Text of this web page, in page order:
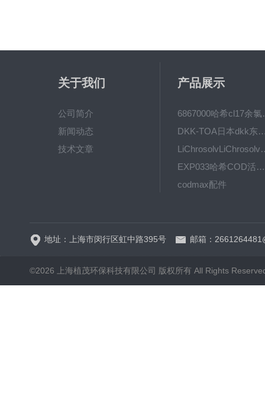
关于我们
公司简介
新闻动态
技术文章
产品展示
6867000
DKK-TOA日本dkk东亚电
EXP033哈希COD活塞泵价格 EXP033
codmax配件
地址：上海市闵行区虹中路395号 邮箱：
©2026 上海植茂环保科技有限公司 版权所有 All Rights